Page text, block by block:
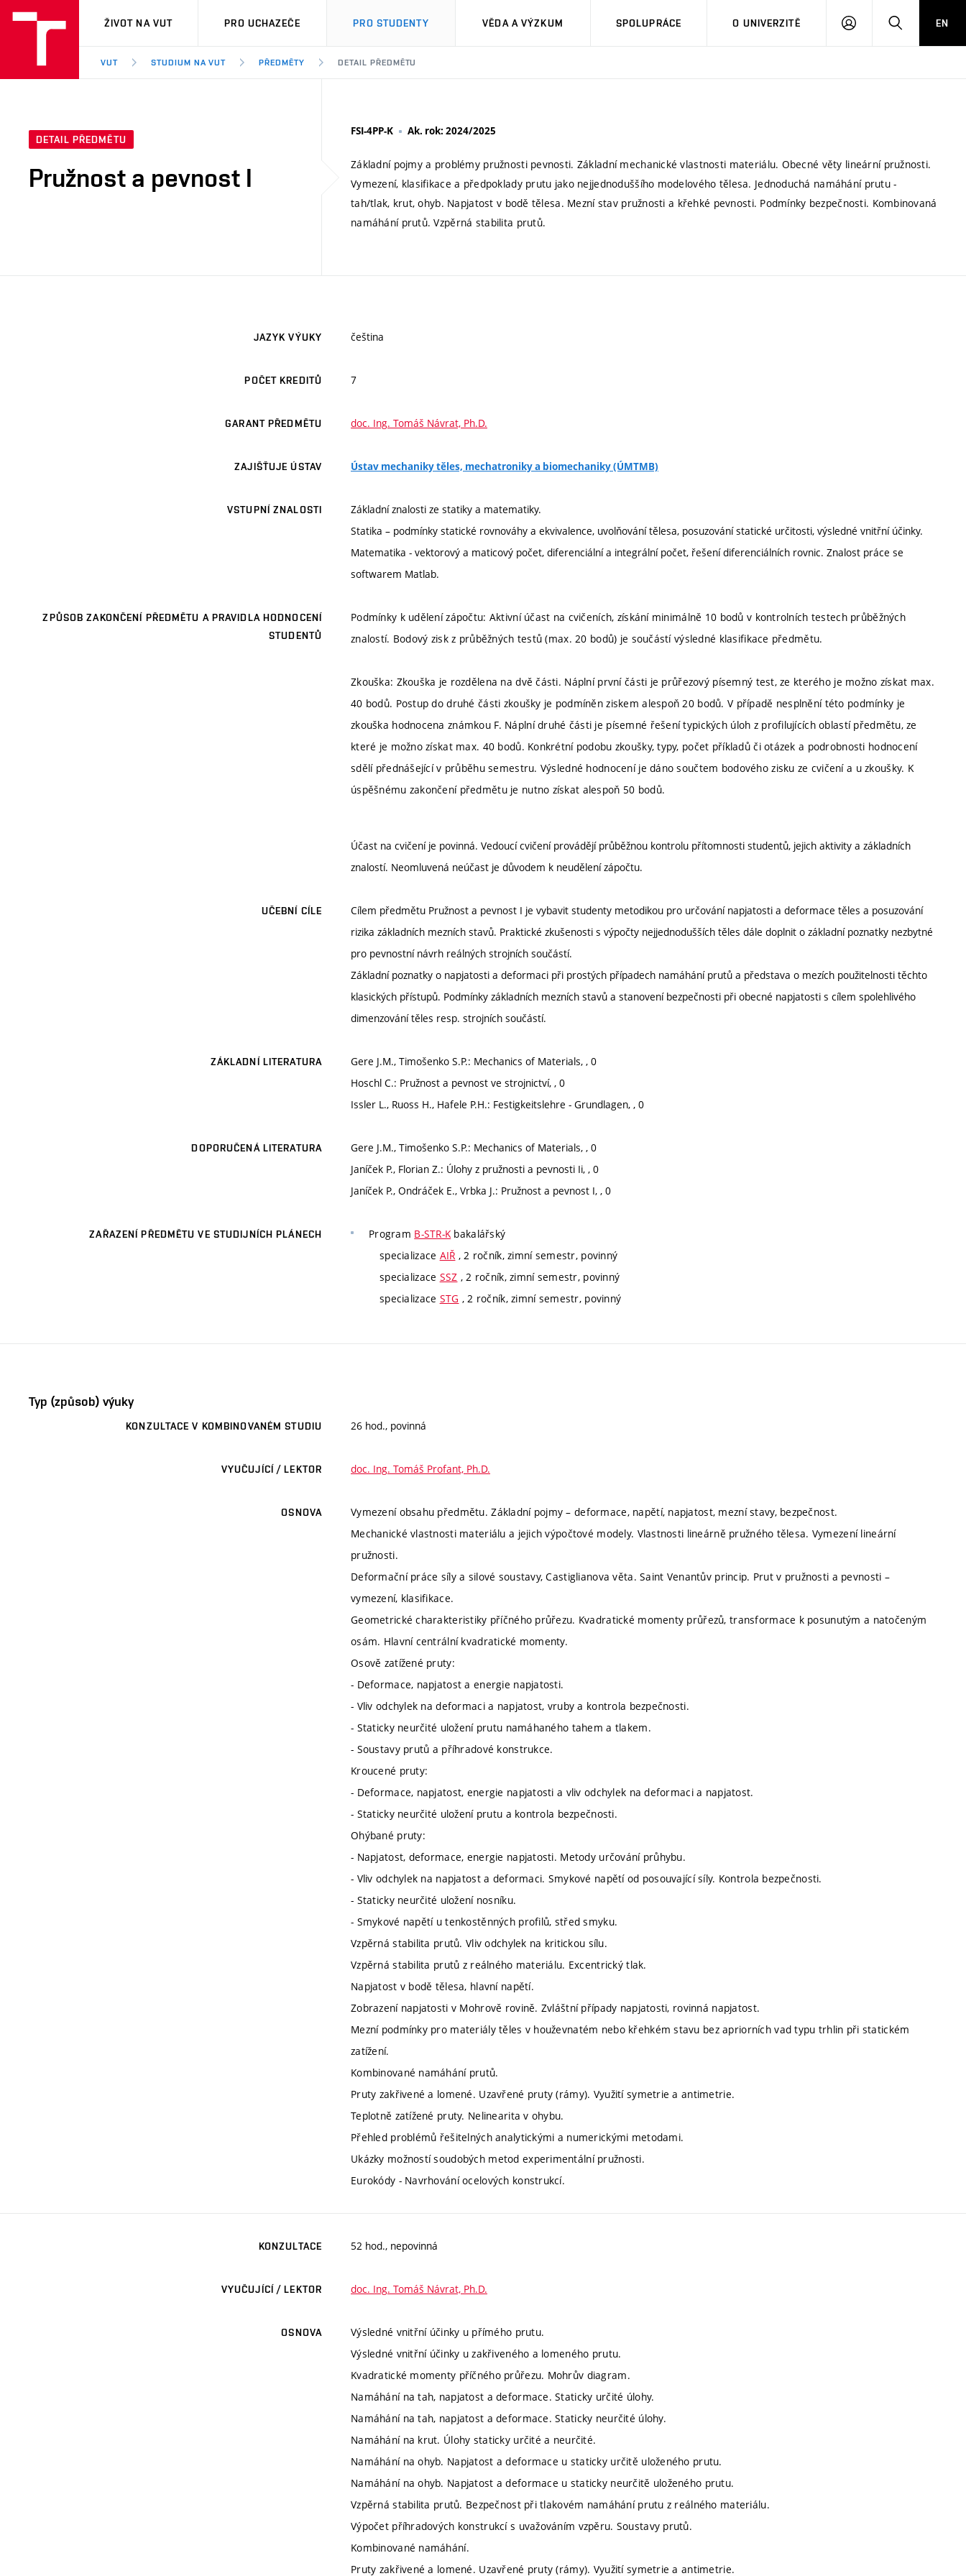
VUT
ŽIVOT NA VUT PRO UCHAZEČE PRO STUDENTY VĚDA A VÝZKUM SPOLUPRÁCE O UNIVERZITĚ
PŘIHLÁSIT HLEDATEN
VUT STUDIUM NA VUT PŘEDMĚTY DETAIL PŘEDMĚTU
DETAIL PŘEDMĚTU
Pružnost a pevnost I
FSI-4PP-K Ak. rok: 2024/2025
Základní pojmy a problémy pružnosti pevnosti. Základní mechanické vlastnosti materiálu. Obecné věty lineární pružnosti.
Vymezení, klasifikace a předpoklady prutu jako nejjednoduššího modelového tělesa. Jednoduchá namáhání prutu -
tah/tlak, krut, ohyb. Napjatost v bodě tělesa. Mezní stav pružnosti a křehké pevnosti. Podmínky bezpečnosti. Kombinovaná
namáhání prutů. Vzpěrná stabilita prutů.
JAZYK VÝUKY čeština
POČET KREDITŮ 7
GARANT PŘEDMĚTU doc. Ing. Tomáš Návrat, Ph.D.
ZAJIŠŤUJE ÚSTAV Ústav mechaniky těles, mechatroniky a biomechaniky (ÚMTMB)
VSTUPNÍ ZNALOSTI
Základní znalosti ze statiky a matematiky.
Statika – podmínky statické rovnováhy a ekvivalence, uvolňování tělesa, posuzování statické určitosti, výsledné vnitřní účinky.
Matematika - vektorový a maticový počet, diferenciální a integrální počet, řešení diferenciálních rovnic. Znalost práce se
softwarem Matlab.
ZPŮSOB ZAKONČENÍ PŘEDMĚTU A PRAVIDLA HODNOCENÍ
STUDENTŮ
Podmínky k udělení zápočtu: Aktivní účast na cvičeních, získání minimálně 10 bodů v kontrolních testech průběžných
znalostí. Bodový zisk z průběžných testů (max. 20 bodů) je součástí výsledné klasifikace předmětu.
Zkouška: Zkouška je rozdělena na dvě části. Náplní první části je průřezový písemný test, ze kterého je možno získat max.
40 bodů. Postup do druhé části zkoušky je podmíněn ziskem alespoň 20 bodů. V případě nesplnění této podmínky je
zkouška hodnocena známkou F. Náplní druhé části je písemné řešení typických úloh z profilujících oblastí předmětu, ze
které je možno získat max. 40 bodů. Konkrétní podobu zkoušky, typy, počet příkladů či otázek a podrobnosti hodnocení
sdělí přednášející v průběhu semestru. Výsledné hodnocení je dáno součtem bodového zisku ze cvičení a u zkoušky. K
úspěšnému zakončení předmětu je nutno získat alespoň 50 bodů.
Účast na cvičení je povinná. Vedoucí cvičení provádějí průběžnou kontrolu přítomnosti studentů, jejich aktivity a základních
znalostí. Neomluvená neúčast je důvodem k neudělení zápočtu.
UČEBNÍ CÍLE
Cílem předmětu Pružnost a pevnost I je vybavit studenty metodikou pro určování napjatosti a deformace těles a posuzování
rizika základních mezních stavů. Praktické zkušenosti s výpočty nejjednodušších těles dále doplnit o základní poznatky nezbytné
pro pevnostní návrh reálných strojních součástí.
Základní poznatky o napjatosti a deformaci při prostých případech namáhání prutů a představa o mezích použitelnosti těchto
klasických přístupů. Podmínky základních mezních stavů a stanovení bezpečnosti při obecné napjatosti s cílem spolehlivého
dimenzování těles resp. strojních součástí.
ZÁKLADNÍ LITERATURA
Gere J.M., Timošenko S.P.: Mechanics of Materials, , 0
Hoschl C.: Pružnost a pevnost ve strojnictví, , 0
Issler L., Ruoss H., Hafele P.H.: Festigkeitslehre - Grundlagen, , 0
DOPORUČENÁ LITERATURA
Gere J.M., Timošenko S.P.: Mechanics of Materials, , 0
Janíček P., Florian Z.: Úlohy z pružnosti a pevnosti Ii, , 0
Janíček P., Ondráček E., Vrbka J.: Pružnost a pevnost I, , 0
ZAŘAZENÍ PŘEDMĚTU VE STUDIJNÍCH PLÁNECH Program B-STR-K bakalářský
specializace AIŘ , 2 ročník, zimní semestr, povinný
specializace SSZ , 2 ročník, zimní semestr, povinný
specializace STG , 2 ročník, zimní semestr, povinný
Typ (způsob) výuky
KONZULTACE V KOMBINOVANÉM STUDIU 26 hod., povinná
VYUČUJÍCÍ / LEKTOR doc. Ing. Tomáš Profant, Ph.D.
OSNOVA
Vymezení obsahu předmětu. Základní pojmy – deformace, napětí, napjatost, mezní stavy, bezpečnost.
Mechanické vlastnosti materiálu a jejich výpočtové modely. Vlastnosti lineárně pružného tělesa. Vymezení lineární
pružnosti.
Deformační práce síly a silové soustavy, Castiglianova věta. Saint Venantův princip. Prut v pružnosti a pevnosti –
vymezení, klasifikace.
Geometrické charakteristiky příčného průřezu. Kvadratické momenty průřezů, transformace k posunutým a natočeným
osám. Hlavní centrální kvadratické momenty.
Osově zatížené pruty:
- Deformace, napjatost a energie napjatosti.
- Vliv odchylek na deformaci a napjatost, vruby a kontrola bezpečnosti.
- Staticky neurčité uložení prutu namáhaného tahem a tlakem.
- Soustavy prutů a příhradové konstrukce.
Kroucené pruty:
- Deformace, napjatost, energie napjatosti a vliv odchylek na deformaci a napjatost.
- Staticky neurčité uložení prutu a kontrola bezpečnosti.
Ohýbané pruty:
- Napjatost, deformace, energie napjatosti. Metody určování průhybu.
- Vliv odchylek na napjatost a deformaci. Smykové napětí od posouvající síly. Kontrola bezpečnosti.
- Staticky neurčité uložení nosníku.
- Smykové napětí u tenkostěnných profilů, střed smyku.
Vzpěrná stabilita prutů. Vliv odchylek na kritickou sílu.
Vzpěrná stabilita prutů z reálného materiálu. Excentrický tlak.
Napjatost v bodě tělesa, hlavní napětí.
Zobrazení napjatosti v Mohrově rovině. Zvláštní případy napjatosti, rovinná napjatost.
Mezní podmínky pro materiály těles v houževnatém nebo křehkém stavu bez apriorních vad typu trhlin při statickém
zatížení.
Kombinované namáhání prutů.
Pruty zakřivené a lomené. Uzavřené pruty (rámy). Využití symetrie a antimetrie.
Teplotně zatížené pruty. Nelinearita v ohybu.
Přehled problémů řešitelných analytickými a numerickými metodami.
Ukázky možností soudobých metod experimentální pružnosti.
Eurokódy - Navrhování ocelových konstrukcí.
KONZULTACE 52 hod., nepovinná
VYUČUJÍCÍ / LEKTOR doc. Ing. Tomáš Návrat, Ph.D.
OSNOVA
Výsledné vnitřní účinky u přímého prutu.
Výsledné vnitřní účinky u zakřiveného a lomeného prutu.
Kvadratické momenty příčného průřezu. Mohrův diagram.
Namáhání na tah, napjatost a deformace. Staticky určité úlohy.
Namáhání na tah, napjatost a deformace. Staticky neurčité úlohy.
Namáhání na krut. Úlohy staticky určité a neurčité.
Namáhání na ohyb. Napjatost a deformace u staticky určitě uloženého prutu.
Namáhání na ohyb. Napjatost a deformace u staticky neurčitě uloženého prutu.
Vzpěrná stabilita prutů. Bezpečnost při tlakovém namáhání prutu z reálného materiálu.
Výpočet příhradových konstrukcí s uvažováním vzpěru. Soustavy prutů.
Kombinované namáhání.
Pruty zakřivené a lomené. Uzavřené pruty (rámy). Využití symetrie a antimetrie.